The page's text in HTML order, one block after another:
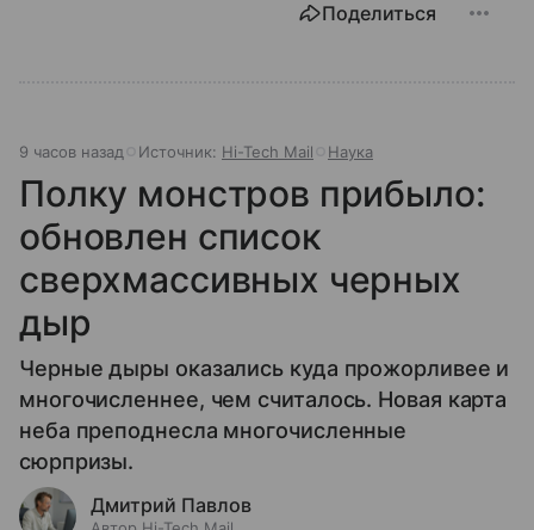
Поделиться
9 часов назад Источник: Hi-Tech Mail Наука
Полку монстров прибыло:
обновлен список
сверхмассивных черных
дыр
Черные дыры оказались куда прожорливее и
многочисленнее, чем считалось. Новая карта
неба преподнесла многочисленные
сюрпризы.
Дмитрий Павлов